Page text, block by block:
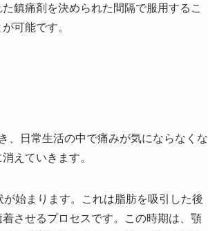
鎮痛剤を決められた間隔で服用するこ
可能です。
、日常生活の中で痛みが気にならなくな
えていきます。
始まります。これは脂肪を吸引した後
させるプロセスです。この時期は、顎